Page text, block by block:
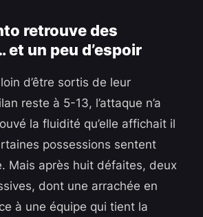
retrouve des
et un peu d’espoir
d’être sortis de leur
reste à 5-13, l’attaque n’a
la fluidité qu’elle affichait il
possessions sentent
Mais après huit défaites, deux
dont une arrachée en
à une équipe qui tient la